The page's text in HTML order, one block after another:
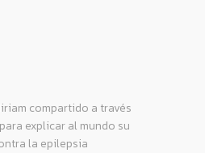
compartido a través
para explicar al mundo su
la epilepsia